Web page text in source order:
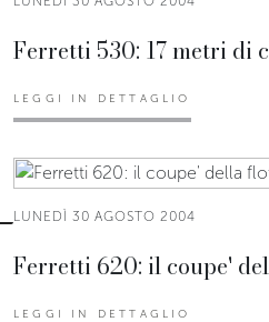
Ferretti 530: 17 metri di
LEGGI IN DETTAGLIO
LUNEDÌ 30 AGOSTO 2004
Ferretti 620: il coupe'
LEGGI IN DETTAGLIO